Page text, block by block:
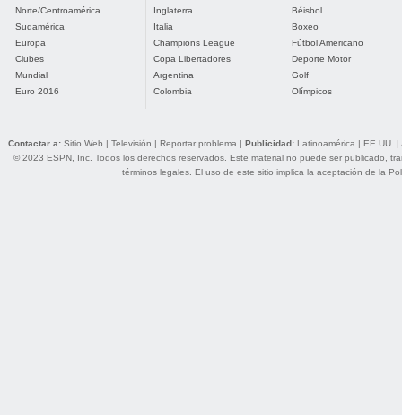
Norte/Centroamérica
Sudamérica
Europa
Clubes
Mundial
Euro 2016
Inglaterra
Italia
Champions League
Copa Libertadores
Argentina
Colombia
Béisbol
Boxeo
Fútbol Americano
Deporte Motor
Golf
Olímpicos
Contactar a: Sitio Web | Televisión | Reportar problema | Publicidad: Latinoamérica | EE.UU. |
© 2023 ESPN, Inc. Todos los derechos reservados. Este material no puede ser publicado,
términos legales. El uso de este sitio implica la aceptación de la